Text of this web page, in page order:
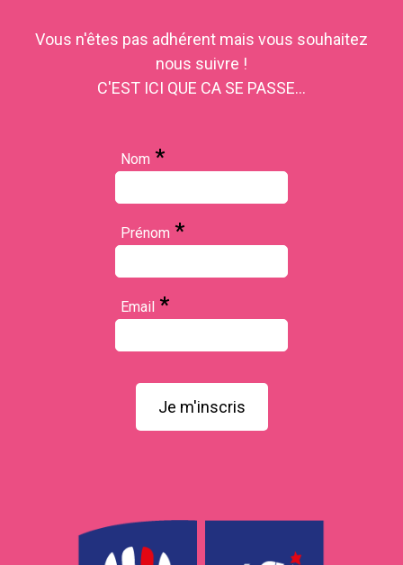
Vous n'êtes pas adhérent mais vous souhaitez
nous suivre !
C'EST ICI QUE CA SE PASSE...
Nom *
Prénom *
Email *
Je m'inscris